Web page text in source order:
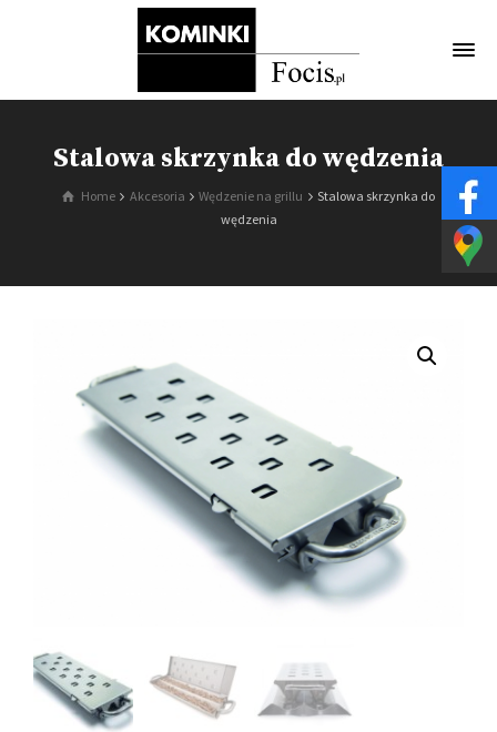
Stalowa skrzynka do wędzenia
Home Akcesoria Wędzenie na grillu
Stalowa skrzynka do
wędzenia